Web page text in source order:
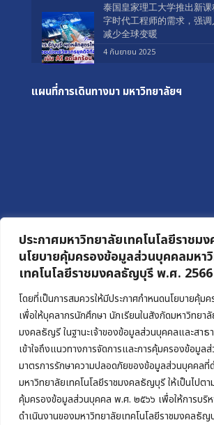
ประกาศมหาวิทยาลัยเทคโนโลยีราชม
นโยบายคุ้มครองข้อมูลส่วนบุคคลมหา
เทคโนโลยีราชมงคลธัญบุรี พ.ศ. 2566
โดยที่เป็นการสมควรให้มีประกาศกำหนดนโยบายคุ้ม
เพื่อให้บุคลากรนักศึกษา นักเรียนในสังกัดมหาวิทยาลั
มงคลธัญรี ในฐานะเจ้าของข้อมูลส่วนบุคคลและสา
เข้าใจถึงแนวทางการจัดการและการคุ้มครองข้อมูล
มาตรการรักษาความปลอดภัยของข้อมูลส่วนบุคคลที่
มหาวิทยาลัยเทคโนโลยีราชมงคลธัญบุรี ให้เป็นไป
คุ้มครองข้อมูลส่วนบุคคล พ.ศ. ๒๕๖๖ เพื่อให้การบริห
ดำเนินงานของมหาวิทยาลัยเทคโนโลยีราชมงคลธัญ
泰国皇家理工大学推出新
字时代工程师的需求，强
减少全球变暖
4 กันยายน 2025
แผนที่การเดินทางมา มหาวิทยาลัยฯ